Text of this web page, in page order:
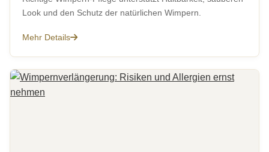
Look und den Schutz der natürlichen Wimpern.
Mehr Details